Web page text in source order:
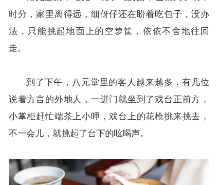
时分，家里离得远，细伢仔还在盼着吃包子，没办
法，只能挑起地面上的空箩筐，依依不舍地往回
走。
到了下午，八元堂里的客人越来越多，有几位
说着方言的外地人，一进门就坐到了戏台正前方，
小掌柜赶忙端茶上小呷，戏台上的花枪挑来挑去，
不一会儿，就挑起了台下的吆喝声。